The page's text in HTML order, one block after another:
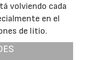
volviendo cada
en el
de litio.